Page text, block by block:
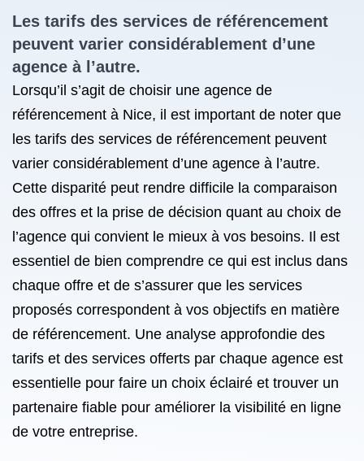
Les tarifs des services de référencement
peuvent varier considérablement d’une
agence à l’autre.
Lorsqu’il s’agit de choisir une agence de
référencement à Nice, il est important de noter que
les tarifs des services de référencement peuvent
varier considérablement d’une agence à l’autre.
Cette disparité peut rendre difficile la comparaison
des offres et la prise de décision quant au choix de
l’agence qui convient le mieux à vos besoins. Il est
essentiel de bien comprendre ce qui est inclus dans
chaque offre et de s’assurer que les services
proposés correspondent à vos objectifs en matière
de référencement. Une analyse approfondie des
tarifs et des services offerts par chaque agence est
essentielle pour faire un choix éclairé et trouver un
partenaire fiable pour améliorer la visibilité en ligne
de votre entreprise.